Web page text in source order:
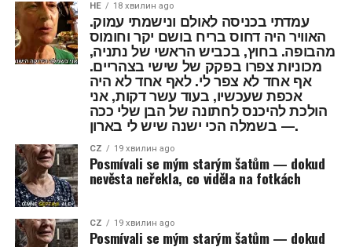
HE 18 хвилин ago
עמדתי בכניסה לאולם ונישמתי עמוק.
האוויר היה דחוס בריח בושם יקר וחומוס
מהבופה. בחוץ, בכביש הראשי של נתניה,
מכוניות צפרו בפקק של שישי בצהריים.
אף אחד לא צפר לי. לאף אחד לא היה
אכפת שעכשיו, בעוד עשר דקות, אני
הולכת להיכנס לחתונה של הבן שלי ככה
— בשמלה הכי ישנה שיש לי בארון.
CZ 19 хвилин ago
Posmívali se mým starým šatům — dokud
nevěsta neřekla, co viděla na fotkách
CZ 19 хвилин ago
Posmívali se mým starým šatům — dokud